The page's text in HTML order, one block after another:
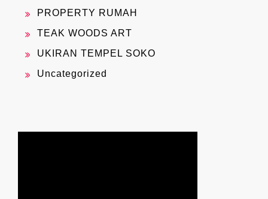
PROPERTY RUMAH
TEAK WOODS ART
UKIRAN TEMPEL SOKO
Uncategorized